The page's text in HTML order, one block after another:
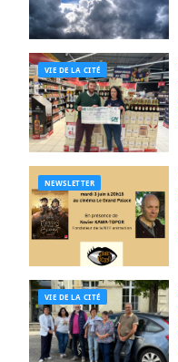
VIE DE LA CITÉ
NEWSLETTER
VIE DE LA CITÉ